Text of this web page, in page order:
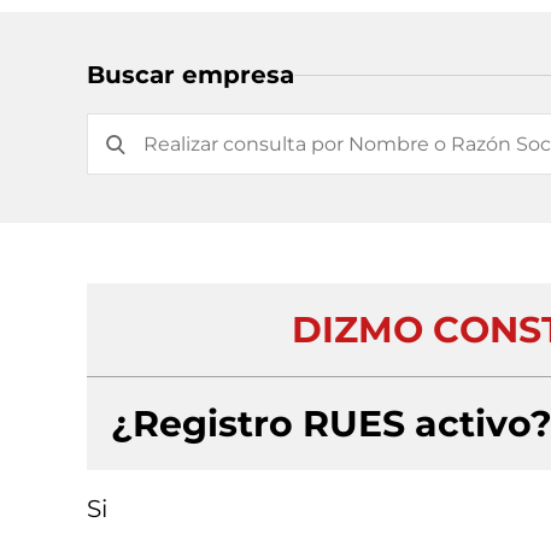
Buscar empresa
DIZMO
¿Registro RUES activo?
Si